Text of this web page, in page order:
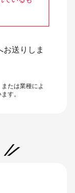
送りしま
たは業種によ
す。